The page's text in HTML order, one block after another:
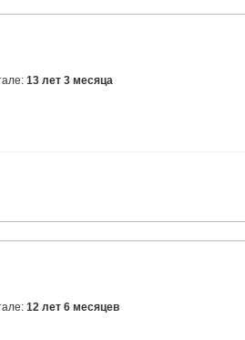
13 лет 3 месяца
12 лет 6 месяцев